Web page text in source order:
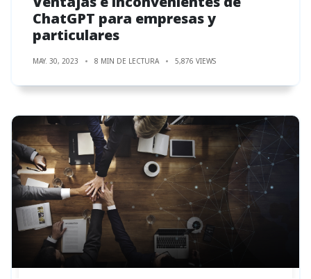
ChatGPT para empresas y
particulares
MAY. 30, 2023 8 MIN DE LECTURA 5,876 VIEWS